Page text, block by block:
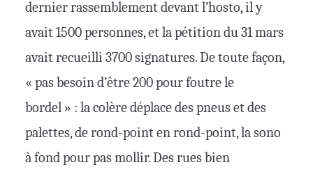
dernier rassemblement devant l’hosto, il y
avait 1500 personnes, et la pétition du 31 mars
avait recueilli 3700 signatures. De toute façon,
« pas besoin d’être 200 pour foutre le
bordel » : la colère déplace des pneus et des
palettes, de rond-point en rond-point, la sono
à fond pour pas mollir. Des rues bien